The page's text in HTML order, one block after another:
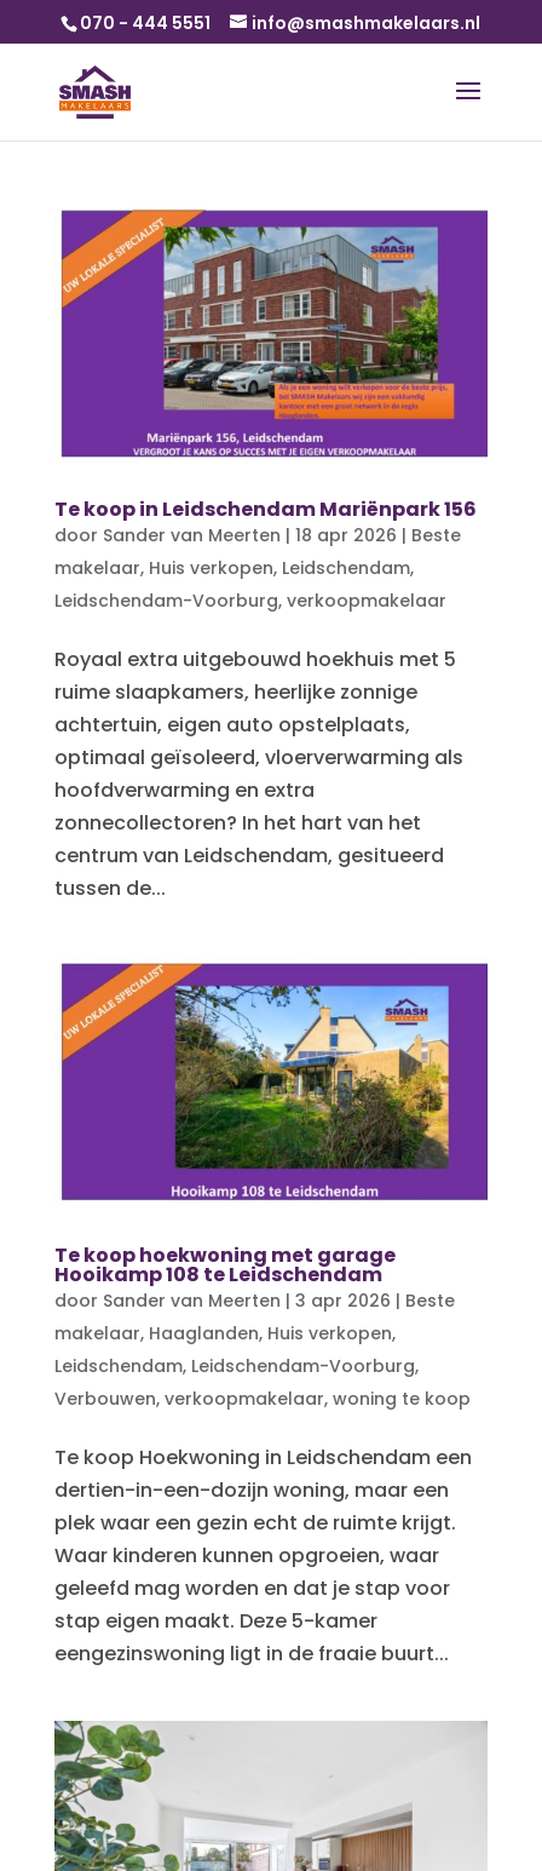
070 - 444 5551 info@smashmakelaars.nl
Te koop in Leidschendam Mariënpark 156
door Sander van Meerten | 18 apr 2026 | Beste
makelaar, Huis verkopen, Leidschendam,
Leidschendam-Voorburg, verkoopmakelaar
Royaal extra uitgebouwd hoekhuis met 5
ruime slaapkamers, heerlijke zonnige
achtertuin, eigen auto opstelplaats,
optimaal geïsoleerd, vloerverwarming als
hoofdverwarming en extra
zonnecollectoren? In het hart van het
centrum van Leidschendam, gesitueerd
tussen de...
Te koop hoekwoning met garage
Hooikamp 108 te Leidschendam
door Sander van Meerten | 3 apr 2026 | Beste
makelaar, Haaglanden, Huis verkopen,
Leidschendam, Leidschendam-Voorburg,
Verbouwen, verkoopmakelaar, woning te koop
Te koop Hoekwoning in Leidschendam een
dertien-in-een-dozijn woning, maar een
plek waar een gezin echt de ruimte krijgt.
Waar kinderen kunnen opgroeien, waar
geleefd mag worden en dat je stap voor
stap eigen maakt. Deze 5-kamer
eengezinswoning ligt in de fraaie buurt...